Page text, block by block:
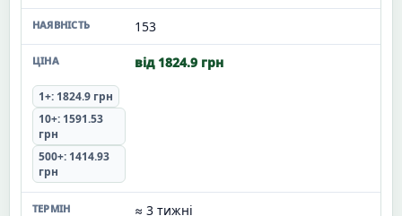
153
від 1824.9 грн
1+: 1824.9 грн
10+: 1591.53
грн
500+: 1414.93
грн
≈ 3 тижні